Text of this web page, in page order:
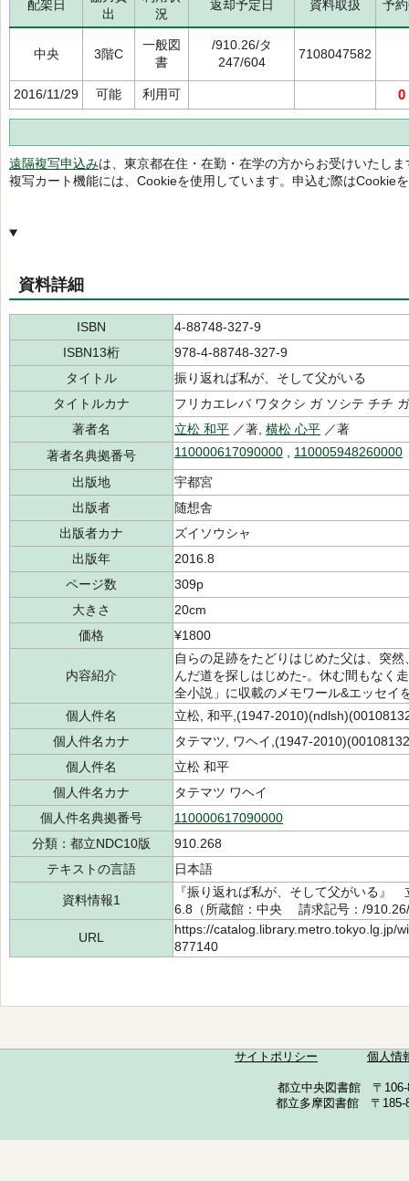
配架日
出
況
返却予定日 資料取扱 予
中央 3階C
一般図
書
/910.26/タ
247/604
7108047582
2016/11/29 可能 利用可 0
遠隔複写申込みは、東京都在住・在勤・在学の方からお受けいたしま
複写カート機能には、Cookieを使用しています。申込む際はCookie
資料詳細
ISBN
4-88748-327-9
ISBN13桁
978-4-88748-327-9
タイトル
振り返れば私が、そして父がいる
タイトルカナ
フリカエレバ ワタクシ ガ ソシテ チチ
著者名
立松 和平 ／著, 横松 心平 ／著
著者名典拠番号
110000617090000 110005948260000
出版地
宇都宮
出版者
随想舎
出版者カナ
ズイソウシャ
出版年
2016.8
ページ数
309p
大きさ
20cm
価格
¥1800
内容紹介
自らの足跡をたどりはじめた父は、突
んだ道を探しはじめた-。休む間もなく
全小説」に収載のメモワール&エッセイ
個人件名
立松, 和平,(1947-
個人件名カナ
タテマツ, ワヘイ,(1947-
個人件名
立松 和平
個人件名カナ
タテマツ ワヘイ
個人件名典拠番号
110000617090000
分類：都立NDC10版
910.268
テキストの言語
日本語
資料情報1
『振り返れば私が、そして父がいる
6.8（所蔵館：中央 請求記号：/
URL
https://catalog.library.metro.tokyo.lg.jp/
877140
サイトポリシー 個人情
都立中央図書館 〒
都立多摩図書館 〒185-